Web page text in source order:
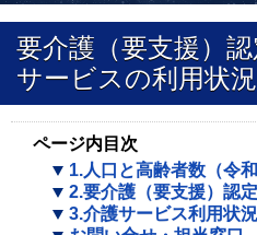
要介護（要支援）
サービスの利用状況
ページ内目次
1.人口と高齢者数（令
2.要介護（要支援）認
3.介護サービス利用状